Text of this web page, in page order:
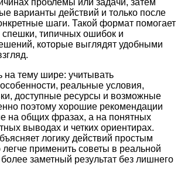
проблемы или задачи, затем
варианты действий и только после
шаги. Такой формат помогает
типичных ошибок и
которые выглядят удобными
на тему шире: учитывать
реальные условия,
доступные ресурсы и возможные
поэтому хорошие рекомендации
на общих фразах, а на понятных
выводах и четких ориентирах.
логику действий простым
применить советы в реальной
заметный результат без лишнего